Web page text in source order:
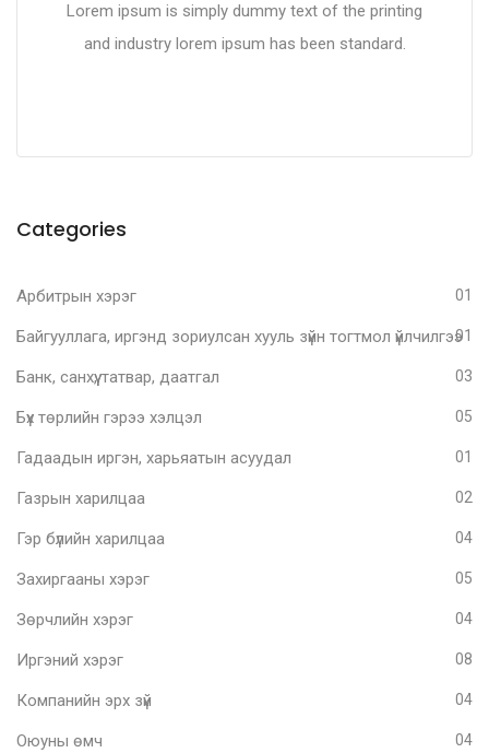
Lorem ipsum is simply dummy text of the printing
and industry lorem ipsum has been standard.
Categories
Арбитрын хэрэг 01
Байгууллага, иргэнд зориулсан хууль зүйн тогтмол үйлчилгээ01
Банк, санхүү, татвар, даатгал 03
Бүх төрлийн гэрээ хэлцэл 05
Гадаадын иргэн, харьяатын асуудал 01
Газрын харилцаа 02
Гэр бүлийн харилцаа 04
Захиргааны хэрэг 05
Зөрчлийн хэрэг 04
Иргэний хэрэг 08
Компанийн эрх зүй 04
Оюуны өмч 04